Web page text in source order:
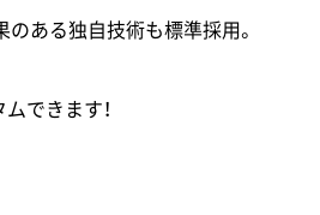
ある独自技術も標準採用。
できます！